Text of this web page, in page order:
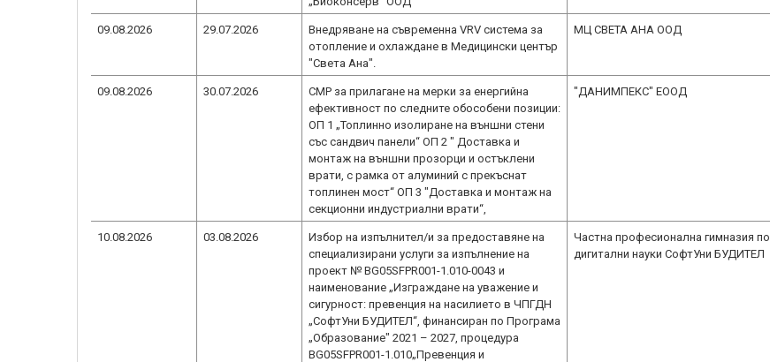
09.08.2026 29.07.2026
Внедряване на съвременна VRV система за
отопление и охлаждане в Медицински център
"Света Ана".
МЦ СВЕТА АНА ООД
09.08.2026 30.07.2026
СМР за прилагане на мерки за енергийна
ефективност по следните обособени позиции:
ОП 1 „Топлинно изолиране на външни стени
със сандвич панели“ ОП 2 " Доставка и
монтаж на външни прозорци и остъклени
врати, с рамка от алуминий с прекъснат
топлинен мост“ ОП 3 "Доставка и монтаж на
секционни индустриални врати“,
"ДАНИМПЕКС" ЕООД
10.08.2026 03.08.2026
Избор на изпълнител/и за предоставяне на
специализирани услуги за изпълнение на
проект № BG05SFPR001-1.010-0043 и
наименование „Изграждане на уважение и
сигурност: превенция на насилието в ЧПГДН
„СофтУни БУДИТЕЛ“, финансиран по Програма
„Образование" 2021 – 2027, процедура
BG05SFPR001-1.010„Превенция и
Частна професионална гимназия по
дигитални науки СофтУни БУДИТЕЛ